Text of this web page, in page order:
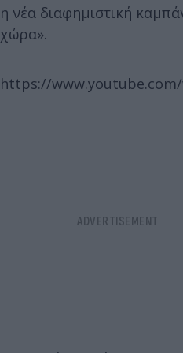
η νέα διαφημιστική
χώρα».
https://www.youtube.com/